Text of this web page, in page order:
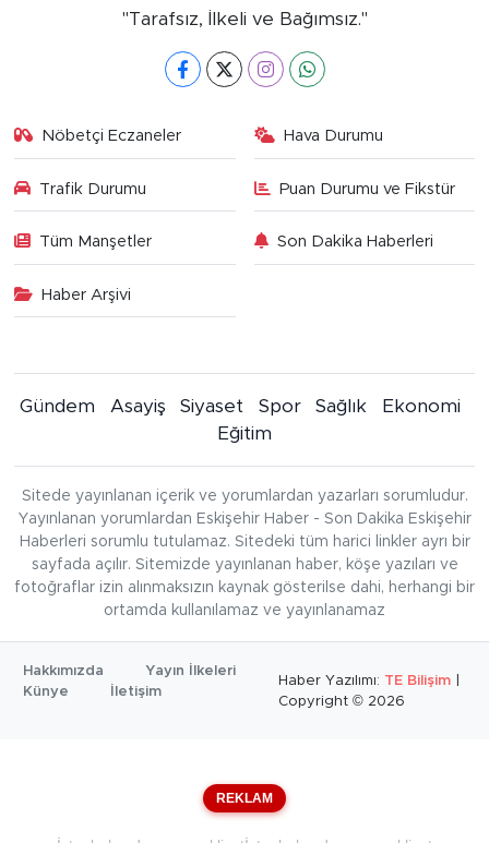
"Tarafsız, İlkeli ve Bağımsız."
Nöbetçi Eczaneler Hava Durumu
Trafik Durumu Puan Durumu ve Fikstür
Tüm Manşetler Son Dakika Haberleri
Haber Arşivi
Gündem Asayiş Siyaset Spor Sağlık
Ekonomi
Eğitim
Sitede yayınlanan içerik ve yorumlardan yazarları sorumludur.
Yayınlanan yorumlardan Eskişehir Haber - Son Dakika Eskişehir
Haberleri sorumlu tutulamaz. Sitedeki tüm harici linkler ayrı bir
sayfada açılır. Sitemizde yayınlanan haber, köşe yazıları ve
fotoğraflar izin alınmaksızın kaynak gösterilse dahi, herhangi bir
ortamda kullanılamaz ve yayınlanamaz
Hakkımızda
Yayın İlkeleri
Künye
İletişim
Haber Yazılımı: TE Bilişim
Copyright © 2026
REKLAM